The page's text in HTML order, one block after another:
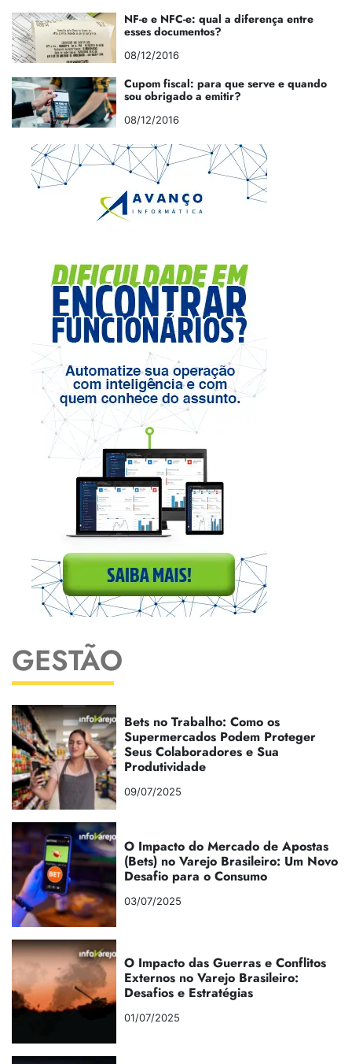
NF-e e NFC-e: qual a diferença entre
esses documentos?
08/12/2016
Cupom fiscal: para que serve e quando
sou obrigado a emitir?
08/12/2016
GESTÃO
Bets no Trabalho: Como os
Supermercados Podem Proteger
Seus Colaboradores e Sua
Produtividade
09/07/2025
O Impacto do Mercado de Apostas
(Bets) no Varejo Brasileiro: Um Novo
Desafio para o Consumo
03/07/2025
O Impacto das Guerras e Conflitos
Externos no Varejo Brasileiro:
Desafios e Estratégias
01/07/2025